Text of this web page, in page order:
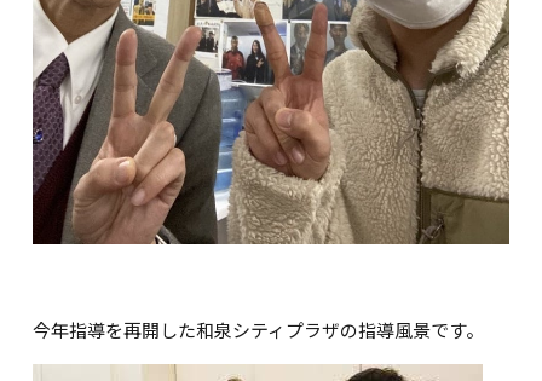
今年指導を再開した和泉シティプラザの指導風景です。